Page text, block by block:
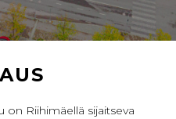
on Riihimäellä sijaitseva